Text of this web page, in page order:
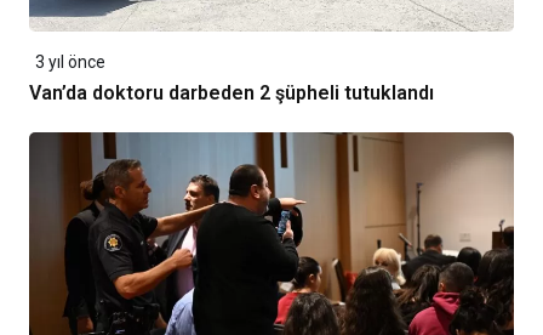
3 yıl önce
Van’da doktoru darbeden 2 şüpheli tutuklandı